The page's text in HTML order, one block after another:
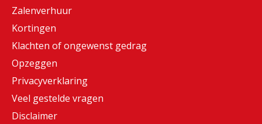
Zalenverhuur
Kortingen
Klachten of ongewenst gedrag
Opzeggen
Privacyverklaring
Veel gestelde vragen
Disclaimer